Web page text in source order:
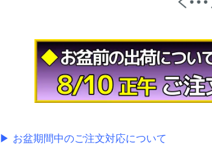
▶ お盆期間中のご注文対応について